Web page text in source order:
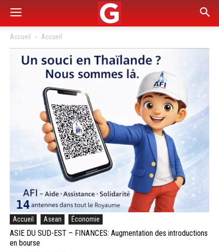
Accueil Accueil
Accueil Asean Économie
ASIE DU SUD-EST – FINANCES: Augmentation des introductions
en bourse